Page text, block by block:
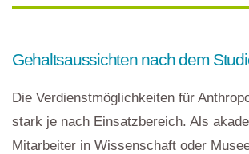
Gehaltsaussichten nach dem
Die Verdienstmöglichkeiten für
stark je nach Einsatzbereich. Als
Mitarbeiter in Wissenschaft oder